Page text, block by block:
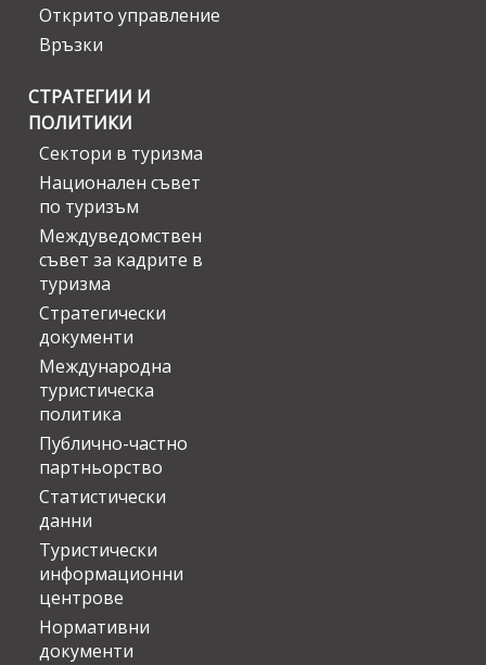
Открито управление
Връзки
СТРАТЕГИИ И
ПОЛИТИКИ
Сектори в туризма
Национален съвет
по туризъм
Междуведомствен
съвет за кадрите в
туризма
Стратегически
документи
Международна
туристическа
политика
Публично-частно
партньорство
Статистически
данни
Туристически
информационни
центрове
Нормативни
документи